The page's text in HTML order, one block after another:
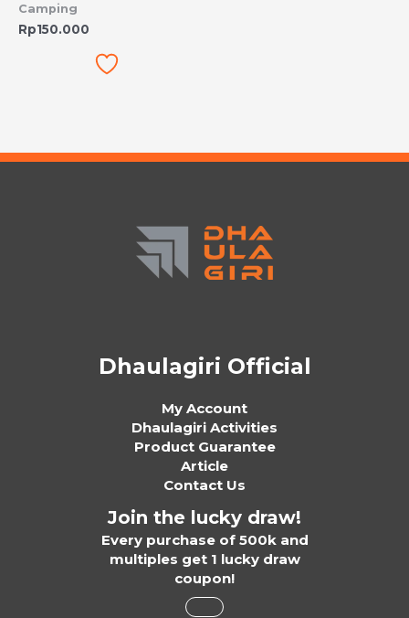
Camping
Rp150.000
Dhaulagiri Official
My Account
Dhaulagiri Activities
Product Guarantee
Article
Contact Us
Join the lucky draw!
Every purchase of 500k and
multiples get 1 lucky draw
coupon!